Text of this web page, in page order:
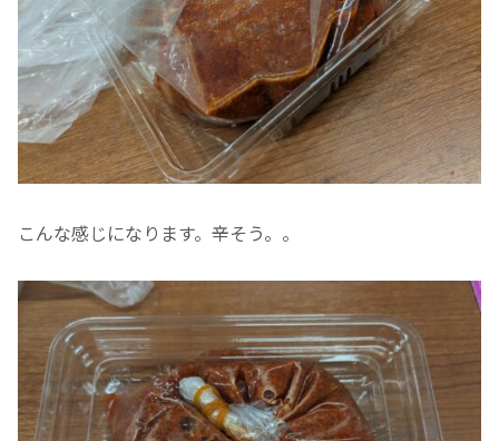
こんな感じになります。辛そう。。